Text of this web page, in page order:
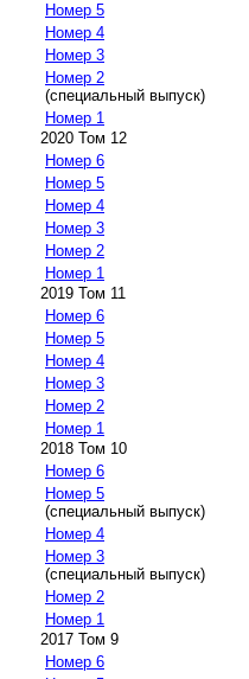
Номер 5
Номер 4
Номер 3
Номер 2
(специальный выпуск)
Номер 1
2020 Том 12
Номер 6
Номер 5
Номер 4
Номер 3
Номер 2
Номер 1
2019 Том 11
Номер 6
Номер 5
Номер 4
Номер 3
Номер 2
Номер 1
2018 Том 10
Номер 6
Номер 5
(специальный выпуск)
Номер 4
Номер 3
(специальный выпуск)
Номер 2
Номер 1
2017 Том 9
Номер 6